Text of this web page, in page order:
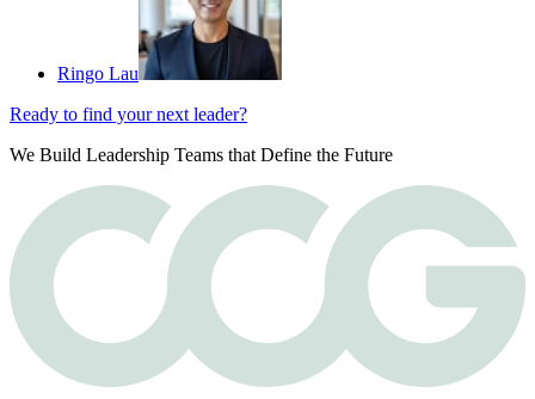
Ringo Lau
Ready to find your next leader?
We Build Leadership Teams that Define the Future